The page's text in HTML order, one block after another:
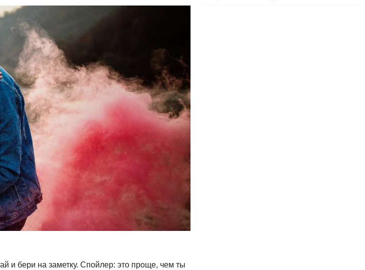
и бери на заметку. Спойлер: это проще, чем ты